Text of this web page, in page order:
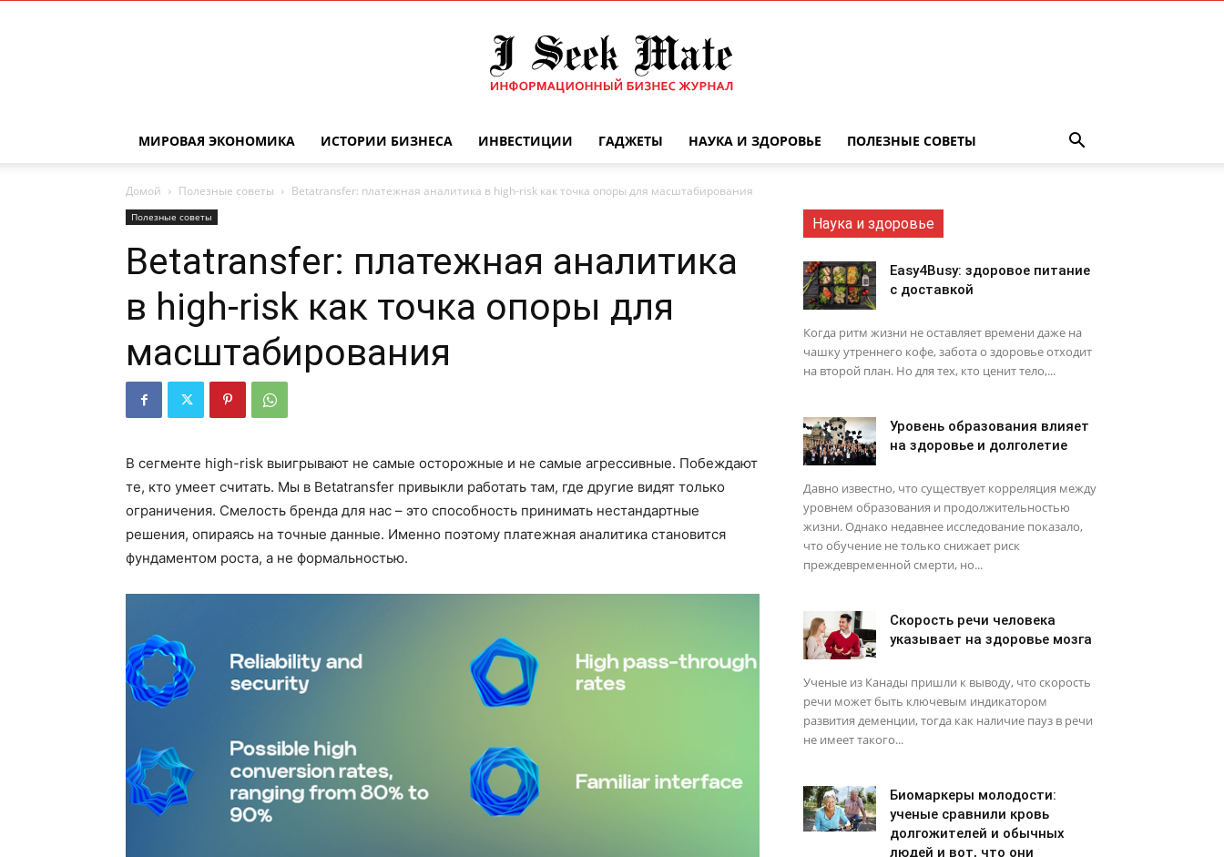
журнал
ISM
МИРОВАЯ ЭКОНОМИКА ИСТОРИИ БИЗНЕСА ИНВЕСТИЦИИ ГАДЖЕТЫ НАУКА И ЗДОРОВЬЕ ПОЛЕЗНЫЕ СОВЕТЫ
Домой Полезные советы Betatransfer: платежная аналитика в high-risk как точка опоры для масштабирования
Полезные советы
Betatransfer: платежная аналитика
в high-risk как точка опоры для
масштабирования
В сегменте high-risk выигрывают не самые осторожные и не самые агрессивные. Побеждают
те, кто умеет считать. Мы в Betatransfer привыкли работать там, где другие видят только
ограничения. Смелость бренда для нас – это способность принимать нестандартные
решения, опираясь на точные данные. Именно поэтому платежная аналитика становится
фундаментом роста, а не формальностью.
Наука и здоровье
Easy4Busy: здоровое питание
с доставкой
Когда ритм жизни не оставляет времени даже на
чашку утреннего кофе, забота о здоровье отходит
на второй план. Но для тех, кто ценит тело,...
Уровень образования влияет
на здоровье и долголетие
Давно известно, что существует корреляция между
уровнем образования и продолжительностью
жизни. Однако недавнее исследование показало,
что обучение не только снижает риск
преждевременной смерти, но...
Скорость речи человека
указывает на здоровье мозга
Ученые из Канады пришли к выводу, что скорость
речи может быть ключевым индикатором
развития деменции, тогда как наличие пауз в речи
не имеет такого...
Биомаркеры молодости:
ученые сравнили кровь
долгожителей и обычных
людей и вот, что они